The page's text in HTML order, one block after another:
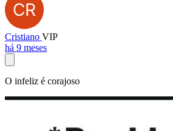
Cristiano VIP
há 9 meses
O infeliz é corajoso